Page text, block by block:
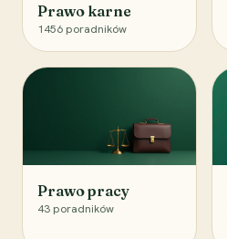
Prawo karne
1456 poradników
Prawo pracy
43 poradników